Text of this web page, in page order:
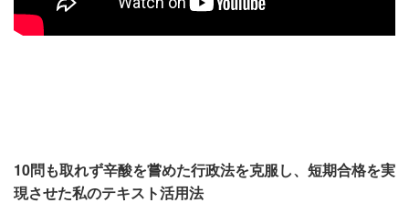
10問も取れず辛酸を嘗めた行政法を克服し、短期合格を実
現させた私のテキスト活用法